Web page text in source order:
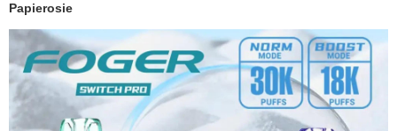
Papierosie